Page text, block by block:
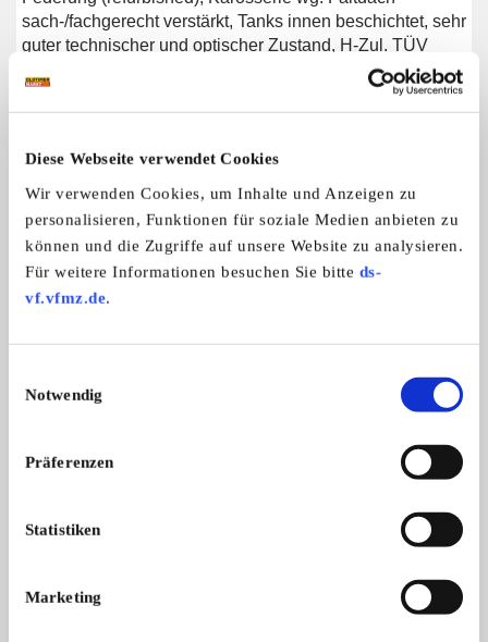
Diese Webseite verwendet Cookies
Wir verwenden Cookies, um Inhalte und Anzeigen zu
personalisieren, Funktionen für soziale Medien anbieten zu
können und die Zugriffe auf unsere Website zu analysieren.
Für weitere Informationen besuchen Sie bitte ds-
vf.vfmz.de.
Notwendig
Präferenzen
Statistiken
Marketing
sach-/fachgerecht verstärkt, Tanks innen beschichtet, sehr
guter technischer und optischer Zustand, H-Zul. TÜV
10/26, lt. Cl. Data Zustand 1-, VS, Standort: Pfalz, E-mail:
nicklaus@schi-ni.de, wg. "neuem" Projekt abzugeben.
Weitere Anzeigen dieses Anbieters